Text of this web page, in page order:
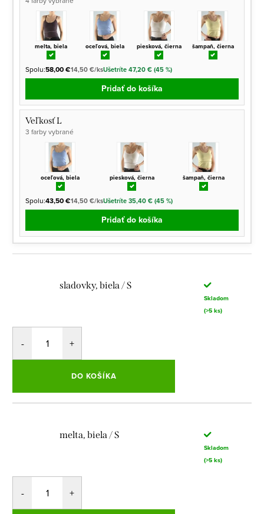
melta, biela oceľová, biela piesková, čierna šampaň, čierna
Spolu:58,00 €14,50 €/ksUšetríte 47,20 € (45 %)
Pridať do košíka
Veľkosť L
3 farby vybrané
oceľová, biela piesková, čierna šampaň, čierna
Spolu:43,50 €14,50 €/ksUšetríte 35,40 € (45 %)
Pridať do košíka
sladovky, biela / S
Skladom
(>5 ks)
DO KOŠÍKA
melta, biela / S
Skladom
(>5 ks)